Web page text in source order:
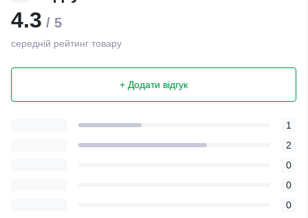
4.3 / 5
середній рейтинг товару
+ Додати відгук
1
2
0
0
0